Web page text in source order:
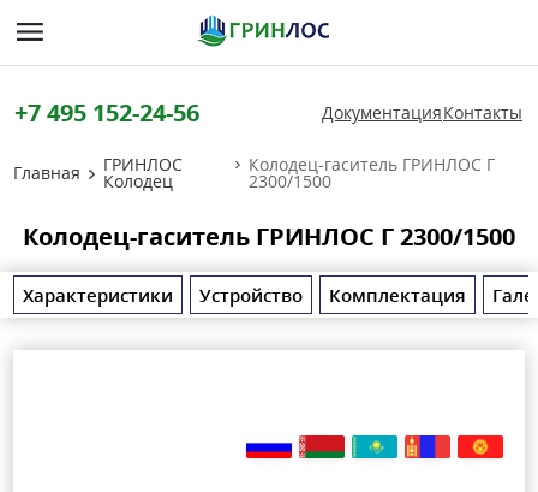
+7 495 152-24-56 ДокументацияКонтакты
Главная ГРИНЛОС
Колодец
Колодец-гаситель ГРИНЛОС Г
2300/1500
Колодец-гаситель ГРИНЛОС Г 2300/1500
Характеристики Устройство Комплектация